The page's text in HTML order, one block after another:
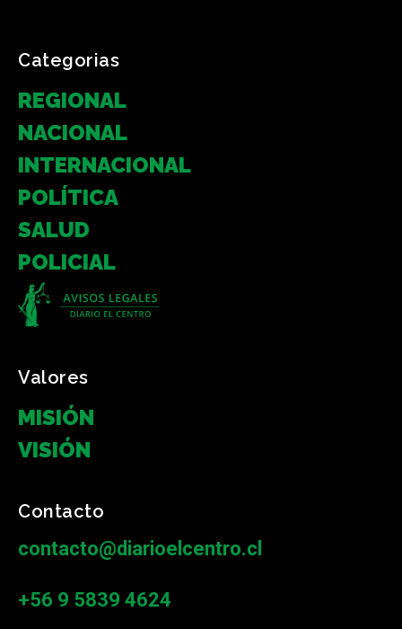
Categorias
REGIONAL
NACIONAL
INTERNACIONAL
POLÍTICA
SALUD
POLICIAL
Valores
MISIÓN
VISIÓN
Contacto
contacto@diarioelcentro.cl
+56 9 5839 4624